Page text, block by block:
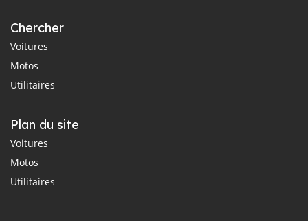
Chercher
Voitures
Motos
Utilitaires
Plan du site
Voitures
Motos
Utilitaires